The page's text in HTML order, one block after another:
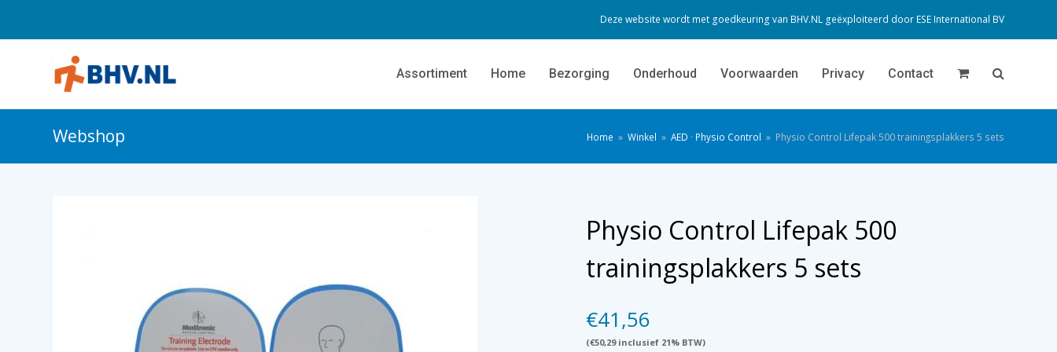
Deze website wordt met goedkeuring van BHV.NL geëxploiteerd door ESE International BV
Assortiment Home Bezorging Onderhoud Voorwaarden Privacy Contact
Webshop Home » Winkel » AED · Physio Control » Physio Control Lifepak 500 trainingsplakkers 5 sets
Physio Control Lifepak 500
trainingsplakkers 5 sets
€41,56
(€50,29inclusief 21% BTW)